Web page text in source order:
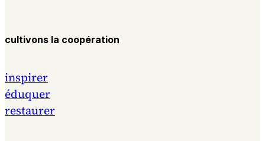
cultivons la coopération
inspirer
éduquer
restaurer